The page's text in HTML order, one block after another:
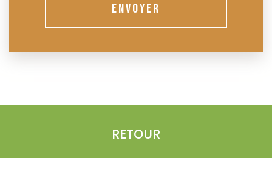
ENVOYER
RETOUR